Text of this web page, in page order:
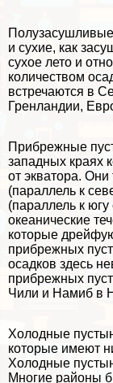
и сухие, как
сухое лето и
количеством
встречаются в
Гренландии,
Прибрежные
западных краях
от экватора. Они
(параллель к
(параллель к
океанические
которые
прибрежных
осадков здесь
прибрежных
Чили и Намиб в
Холодные
которые имеют
Холодные
Многие районы